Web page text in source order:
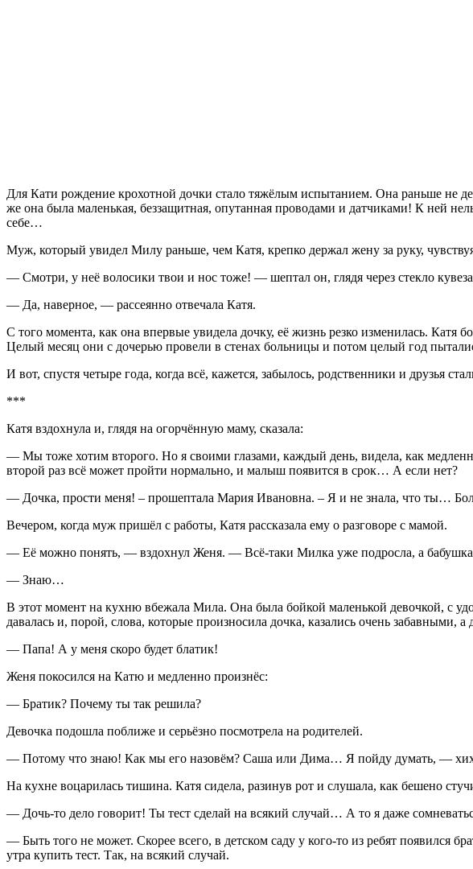
Для Кати рождение крохотной дочки стало тяжёлым испытанием. Она раньше не
же она была маленькая, беззащитная, опутанная проводами и датчиками! К ней
себе…
Муж, который увидел Милу раньше, чем Катя, крепко держал жену за руку,
— Смотри, у неё волосики твои и нос тоже! — шептал он, глядя через стекло
— Да, наверное, — рассеянно отвечала Катя.
С того момента, как она впервые увидела дочку, её жизнь резко изменилась. Катя
Целый месяц они с дочерью провели в стенах больницы и потом целый год
И вот, спустя четыре года, когда всё, кажется, забылось, родственники и друзья
***
Катя вздохнула и, глядя на огорчённую маму, сказала:
— Мы тоже хотим второго. Но я своими глазами, каждый день, видела, как
второй раз всё может пройти нормально, и малыш появится в срок… А если нет?
— Дочка, прости меня! – прошептала Мария Ивановна. – Я и не знала, что ты…
Вечером, когда муж пришёл с работы, Катя рассказала ему о разговоре с мамой.
— Её можно понять, — вздохнул Женя. — Всё-таки Милка уже подросла, а бабушка
— Знаю…
В этот момент на кухню вбежала Мила. Она была бойкой маленькой девочкой, с
давалась и, порой, слова, которые произносила дочка, казались очень забавными,
— Папа! А у меня скоро будет блатик!
Женя покосился на Катю и медленно произнёс:
— Братик? Почему ты так решила?
Девочка подошла поближе и серьёзно посмотрела на родителей.
— Потому что знаю! Как мы его назовём? Саша или Дима… Я пойду думать, —
На кухне воцарилась тишина. Катя сидела, разинув рот и слушала, как бешено
— Дочь-то дело говорит! Ты тест сделай на всякий случай… А то я даже
— Быть того не может. Скорее всего, в детском саду у кого-то из ребят появился
утра купить тест. Так, на всякий случай.